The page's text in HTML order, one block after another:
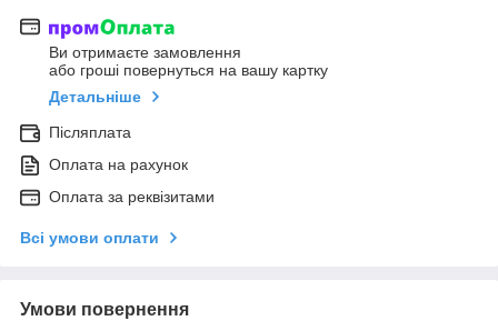
Ви отримаєте замовлення
або гроші повернуться на вашу картку
Детальніше
Післяплата
Оплата на рахунок
Оплата за реквізитами
Всі умови оплати
Умови повернення